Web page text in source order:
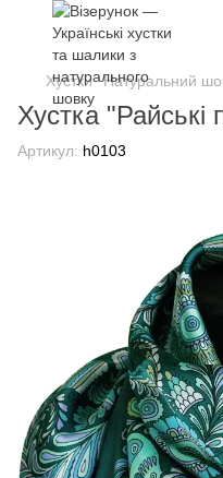
Хустки Натуральний
Хустка "Райські
Артикул: h0103